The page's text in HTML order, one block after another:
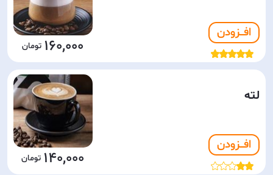
افـــزودن
160,000
لته
افـــزودن
140,000